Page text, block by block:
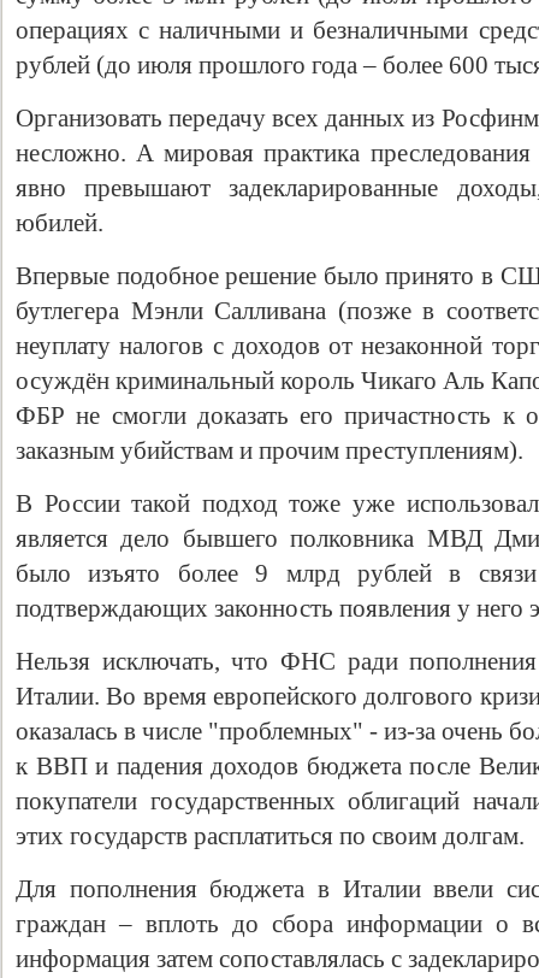
операциях с наличными и безналичными
рублей (до июля прошлого года – более 600
Организовать передачу всех данных из
несложно. А мировая практика
явно превышают задекларированные
юбилей.
Впервые подобное решение было принято в
бутлегера Мэнли Салливана (позже в
неуплату налогов с доходов от незаконной
осуждён криминальный король Чикаго Аль
ФБР не смогли доказать его причастность к
заказным убийствам и прочим преступлениям).
В России такой подход тоже уже
является дело бывшего полковника МВД
было изъято более 9 млрд рублей в связи
подтверждающих законность появления у него
Нельзя исключать, что ФНС ради
Италии. Во время европейского долгового
оказалась в числе "проблемных" - из-за очень
к ВВП и падения доходов бюджета после
покупатели государственных облигаций
этих государств расплатиться по своим долгам.
Для пополнения бюджета в Италии ввели
граждан – вплоть до сбора информации о
информация затем сопоставлялась с